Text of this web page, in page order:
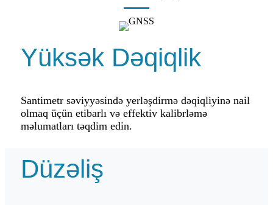
Yüksək Dəqiqlik
Santimetr səviyyəsində yerləşdirmə dəqiqliyinə nail
olmaq üçün etibarlı və effektiv kalibrləmə
məlumatları təqdim edin.
Düzəliş